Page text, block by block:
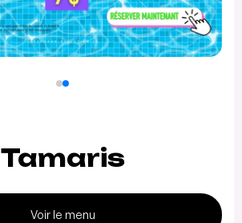
Tamaris
Voir le menu